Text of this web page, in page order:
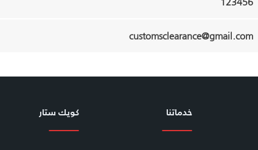
customsclearance@gmail.com
خدماتنا كويك ستار